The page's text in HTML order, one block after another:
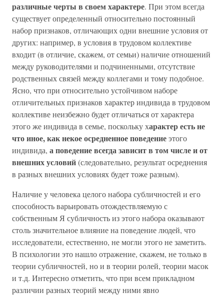
различные черты в своем характере. При этом всегда
существует определенный относительно постоянный
набор признаков, отличающих одни внешние условия от
других: например, в условия в трудовом коллективе
входит (в отличие, скажем, от семьи) наличие отношений
между руководителями и подчиненными, отсутствие
родственных связей между коллегами и тому подобное.
Ясно, что при относительно устойчивом наборе
отличительных признаков характер индивида в трудовом
коллективе неизбежно будет отличаться от характера
этого же индивида в семье, поскольку характер есть не
что иное, как некое осредненное поведениеэтого
индивида, а поведение всегда зависит в том числе и от
внешних условий(следовательно, результат осреднения
в разных внешних условиях будет тоже разным).
Наличие у человека целого набора субличностей и его
способность варьировать отождествляемую с
собственным Я субличность из этого набора оказывают
столь значительное влияние на поведение людей, что
исследователи, естественно, не могли этого не заметить.
В психологии это нашло отражение, скажем, не только в
теории субличностей, но и в теории ролей, теории масок
и т.д. Интересно отметить, что при всем прикладном
различии разных теорий между ними явно